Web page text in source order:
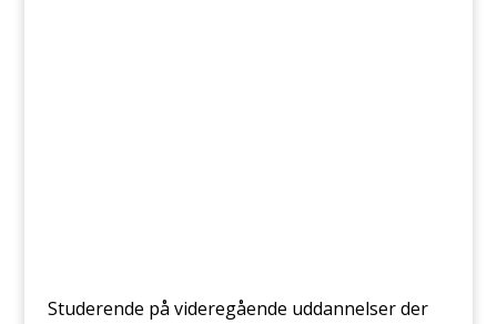
Studerende på videregående uddannelser der